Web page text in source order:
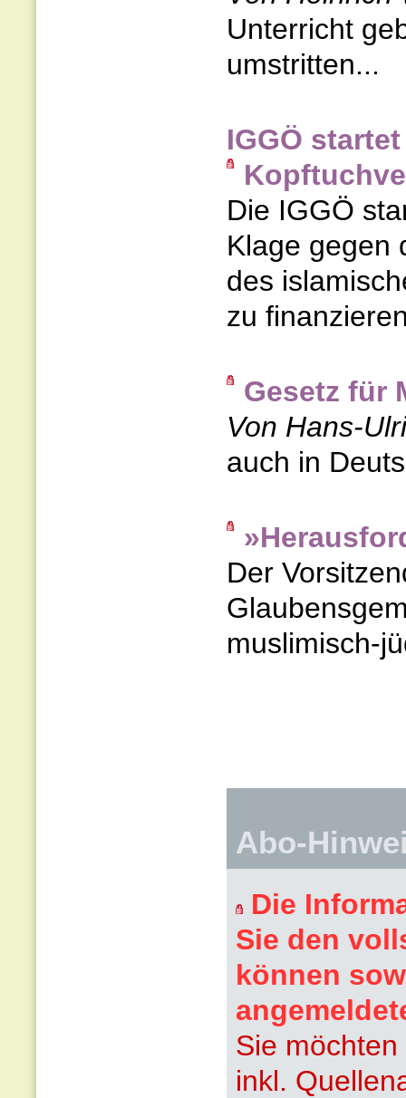
Unterricht
umstritten...
IGGÖ
Die IGGÖ
Klage gegen
des
zu
Gesetz für
Von Hans-
auch in
Der
muslimisch-
Abo-
Die
Sie den
können
Sie
inkl.